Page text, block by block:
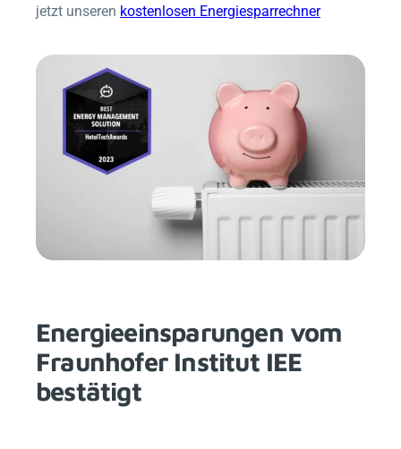
jetzt unseren kostenlosen Energiesparrechner
Energieeinsparungen vom
Fraunhofer Institut IEE
bestätigt